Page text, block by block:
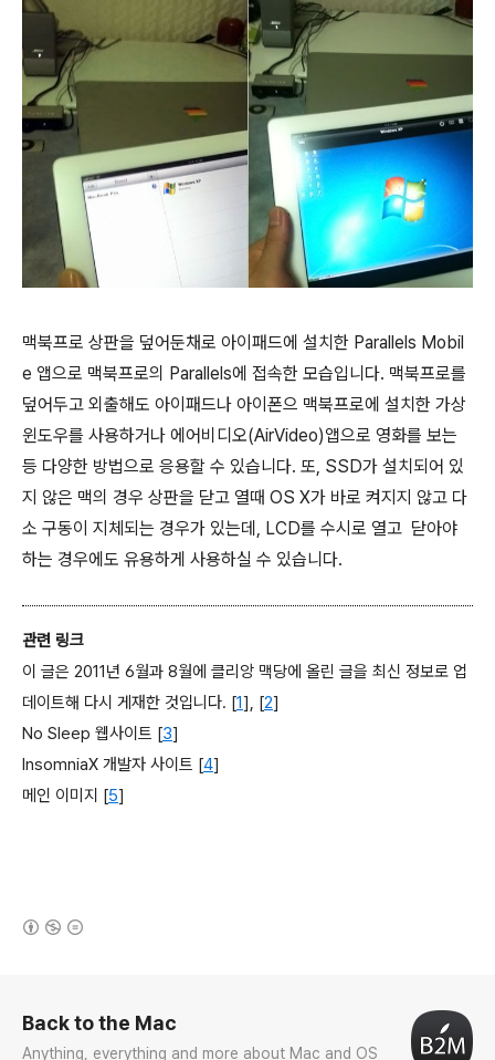
맥북프로 상판을 덮어둔채로 아이패드에 설치한 Parallels Mobil
e 앱으로 맥북프로의 Parallels에 접속한 모습입니다. 맥북프로를
덮어두고 외출해도 아이패드나 아이폰으 맥북프로에 설치한 가상
윈도우를 사용하거나 에어비디오(AirVideo)앱으로 영화를 보는
등 다양한 방법으로 응용할 수 있습니다. 또, SSD가 설치되어 있
지 않은 맥의 경우 상판을 닫고 열때 OS X가 바로 켜지지 않고 다
소 구동이 지체되는 경우가 있는데, LCD를 수시로 열고 닫아야
하는 경우에도 유용하게 사용하실 수 있습니다.
관련 링크
이 글은 2011년 6월과 8월에 클리앙 맥당에 올린 글을 최신 정보로 업
데이트해 다시 게재한 것입니다. [1], [2]
No Sleep 웹사이트 [3]
InsomniaX 개발자 사이트 [4]
메인 이미지 [5]
Back to the Mac
Anything, everything and more about Mac and OS